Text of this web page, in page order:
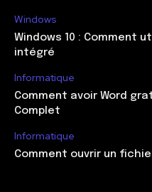
Windows
Windows 10 : Comment
intégré
Informatique
Comment avoir Word
Complet
Informatique
Comment ouvrir un